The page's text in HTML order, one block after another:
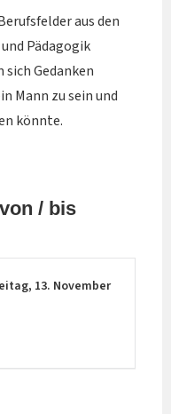
aus den
Pädagogik
Gedanken
Mann zu sein und
könnte.
/ bis
13. November